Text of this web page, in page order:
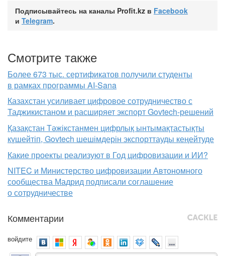
Подписывайтесь на каналы Profit.kz в Facebook
и Telegram.
Смотрите также
Более 673 тыс. сертификатов получили студенты
в рамках программы AI-Sana
Казахстан усиливает цифровое сотрудничество с
Таджикистаном и расширяет экспорт Govtech-решений
Қазақстан Тәжікстанмен цифрлық ынтымақтастықты
күшейтіп, Govtech шешімдерін экспорттауды кеңейтуде
Какие проекты реализуют в Год цифровизации и ИИ?
NITEC и Министерство цифровизации Автономного
сообщества Мадрид подписали соглашение
о сотрудничестве
Комментарии
войдите